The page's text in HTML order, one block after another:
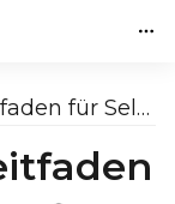
Der Ultimative Leitfaden für Selfie-Reisepassfotos: Ein Bequemer und Trendiger Ansatz